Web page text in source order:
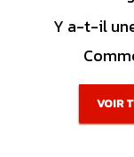
Y a-t-il
VOIR